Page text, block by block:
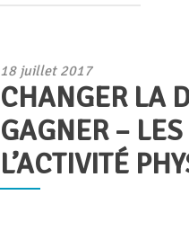
Publié
le
18 juillet 2017
CHANGER LA
GAGNER –
L’ACTIVITÉ